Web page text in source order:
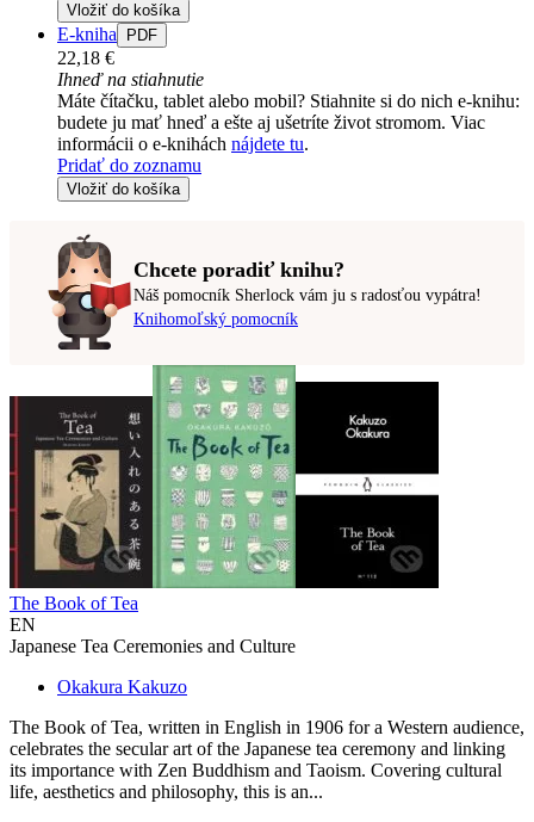
Vložiť do košíka
E-kniha PDF
22,18 €
Ihneď na stiahnutie
Máte čítačku, tablet alebo mobil? Stiahnite si do nich e-knihu:
budete ju mať hneď a ešte aj ušetríte život stromom. Viac
informácii o e-knihách nájdete tu.
Pridať do zoznamu
Vložiť do košíka
Chcete poradiť knihu?
Náš pomocník Sherlock vám ju s radosťou vypátra!
Knihomoľský pomocník
The Book of Tea
EN
Japanese Tea Ceremonies and Culture
Okakura Kakuzo
The Book of Tea, written in English in 1906 for a Western audience,
celebrates the secular art of the Japanese tea ceremony and linking
its importance with Zen Buddhism and Taoism. Covering cultural
life, aesthetics and philosophy, this is an...